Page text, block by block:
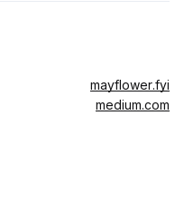
mayflower.fyi
medium.com